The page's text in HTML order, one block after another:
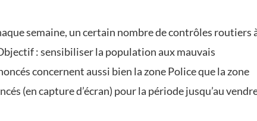
semaine, un certain nombre de contrôles routiers
: sensibiliser la population aux mauvais
concernent aussi bien la zone Police que la zone
(en capture d’écran) pour la période jusqu’au